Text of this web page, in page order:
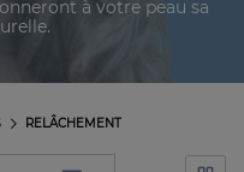
à votre peau sa
RELÂCHEMENT